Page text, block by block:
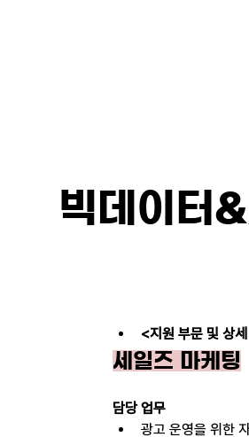
빅데이터
<지원 부문 및 상
세일즈 마케팅
담당 업무
광고 운영을 위한